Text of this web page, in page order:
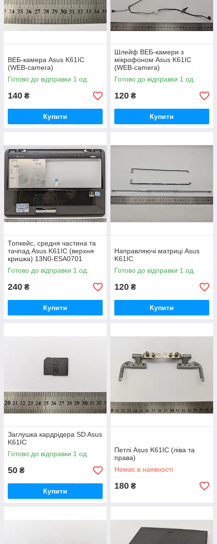
ВЕБ-камера Asus K61IC
(WEB-camera)
Готово до відправки 1 од.
140 ₴
Купити
Шлейф ВЕБ-камери з
мікрофоном Asus K61IC
(WEB-camera)
Готово до відправки 1 од.
120 ₴
Купити
Топкейс, средня частина та
тачпад Asus K61IC (верхня
кришка) 13N0-ESA0701
Готово до відправки 1 од.
240 ₴
Купити
Направляючі матриці Asus
K61IC
Готово до відправки 1 од.
120 ₴
Купити
Заглушка кардрідера SD Asus
K61IC
Готово до відправки 1 од.
50 ₴
Купити
Петлі Asus K61IC (ліва та
права)
Немає в наявності
180 ₴